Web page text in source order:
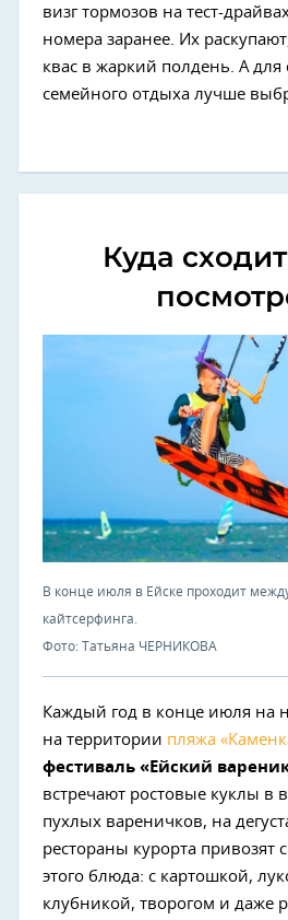
визг тормозов на тест-
номера заранее. Их
квас в жаркий полдень. А для
семейного отдыха лучше
Куда
В конце июля в Ейске проходит
кайтсерфинга.
Фото: Татьяна ЧЕРНИКОВА
Каждый год в конце июля на
на территории пляжа
фестиваль «Ейский
встречают ростовые куклы в
пухлых вареничков, на
рестораны курорта привозят
этого блюда: с картошкой,
клубникой, творогом и даже